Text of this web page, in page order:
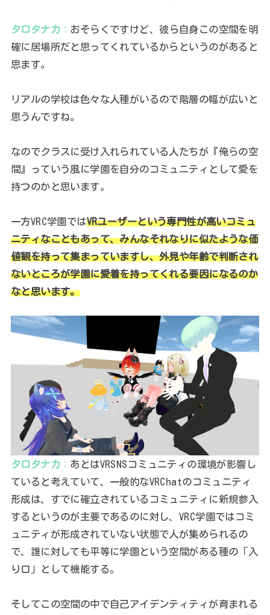
タロタナカ： おそらくですけど、彼ら自身この空間を明
確に居場所だと思ってくれているからというのがあると
思ます。
リアルの学校は色々な人種がいるので階層の幅が広いと
思うんですね。
なのでクラスに受け入れられている人たちが『俺らの空
間』っていう風に学園を自分のコミュニティとして愛を
持つのかと思います。
一方VRC学園ではVRユーザーという専門性が高いコミュ
ニティなこともあって、みんなそれなりに似たような価
値観を持って集まっていますし、外見や年齢で判断され
ないところが学園に愛着を持ってくれる要因になるのか
なと思います。
タロタナカ： あとはVRSNSコミュニティの環境が影響し
ていると考えていて、一般的なVRChatのコミュニティ
形成は、すでに確立されているコミュニティに新規参入
するというのが主要であるのに対し、VRC学園ではコミ
ュニティが形成されていない状態で人が集められるの
で、誰に対しても平等に学園という空間がある種の「入
り口」として機能する。
そしてこの空間の中で自己アイデンティティが育まれる